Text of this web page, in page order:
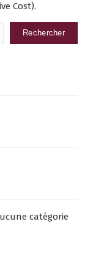
Cost).
catégorie